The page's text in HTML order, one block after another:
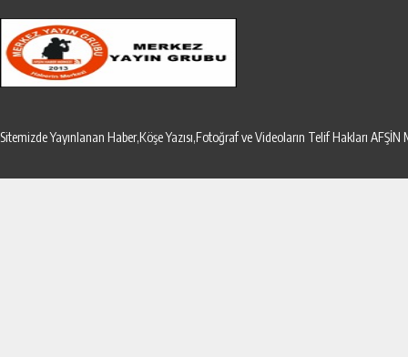
Sitemizde Yayınlanan Haber,Köşe Yazısı,Fotoğraf ve Videoların Telif Hakları